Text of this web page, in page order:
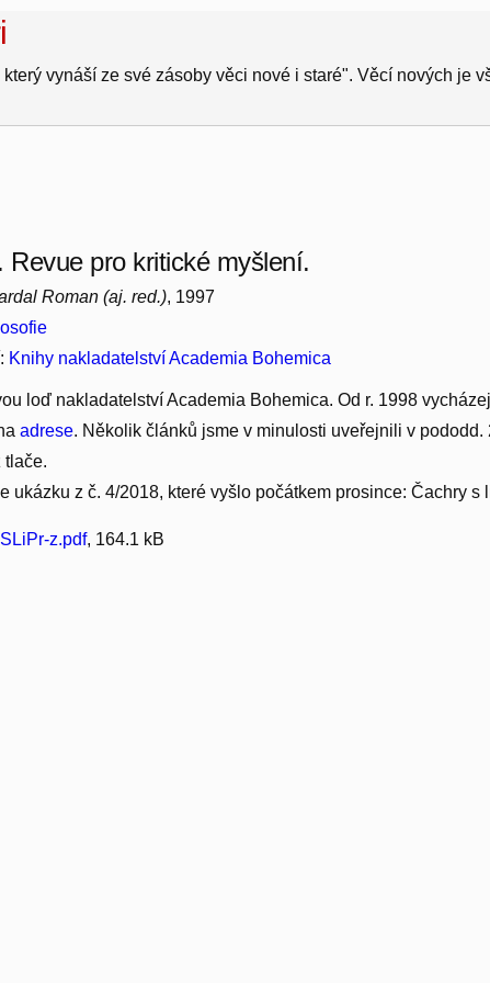
vynáší ze své zásoby věci nové i staré". Věcí nových je
Revue pro kritické myšlení.
Roman (aj. red.), 1997
Knihy nakladatelství Academia Bohemica
loď nakladatelství Academia Bohemica. Od r. 1998
adrese. Několik článků jsme v minulosti uveřejnili v pododd.
tlače.
ukázku z č. 4/2018, které vyšlo počátkem prosince: Čachry s
z.pdf, 164.1 kB